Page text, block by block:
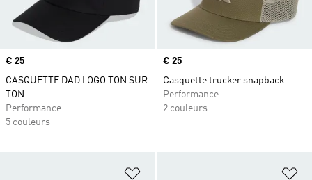
Prix
€ 25
CASQUETTE DAD LOGO TON SUR
TON
Performance
5 couleurs
Prix
€ 25
Casquette trucker snapback
Performance
2 couleurs
Ajouter à la Liste de produits